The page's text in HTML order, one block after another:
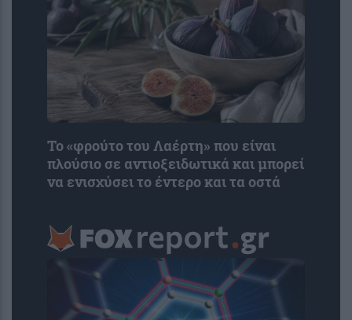
Το «φρούτο του Λαέρτη» που είναι
πλούσιο σε αντιοξειδωτικά και μπορεί
να ενισχύσει το έντερο και τα οστά